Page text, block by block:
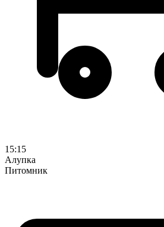
15:15
Алупка
Питомник